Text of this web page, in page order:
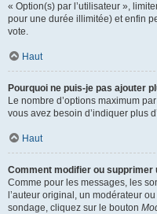
« Option(s) par l’utilisateur »,
pour une durée illimitée) et enfin
vote.
Haut
Pourquoi ne puis-je pas ajouter
Le nombre d’options maximum
vous avez besoin d’indiquer plus
Haut
Comment modifier ou supprimer
Comme pour les messages, les
l’auteur original, un modérateur
sondage, cliquez sur le bouton